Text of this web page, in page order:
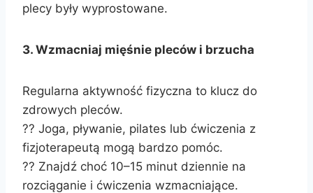
plecy były wyprostowane.
3. Wzmacniaj mięśnie pleców i brzucha
Regularna aktywność fizyczna to klucz do
zdrowych pleców.
?? Joga, pływanie, pilates lub ćwiczenia z
fizjoterapeutą mogą bardzo pomóc.
?? Znajdź choć 10–15 minut dziennie na
rozciąganie i ćwiczenia wzmacniające.